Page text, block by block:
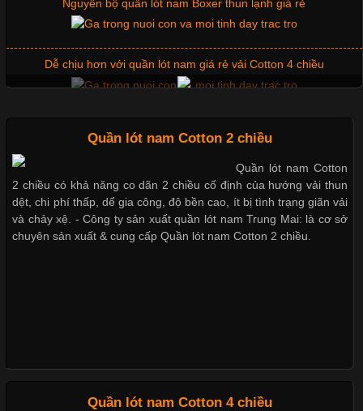
Trong môi trường kinh doanh hiện đại, việc xây dựng hình ảnh
chuyên nghiệp đóng vai trò quan trọng đối với sự phát triển của
doanh nghiệp. Một trong những giải pháp hiệu quả được nhiều
đơn vị lựa chọn hiện nay là sử dụng áo thun đồng phục công ty.
Không chỉ giúp tạo sự đồng bộ, áo thun
Chất Liệu Lycra Có Gì Đặc Biệt Trong Ngành Thời Trang?
Cập nhật 2026-05-27 17:03:46
Vải Lycra Là Gì? Chất Liệu Co Giãn Được Ưa Chuộng Trong
Chất Liệu Bamboo Xu Hướng Mới Trong Ngành Thời Trang
Dễ chịu hơn với quần lót nam giá rẻ vải Cotton 4 chiều
Mẫu quần short quần lót nam nữ hè thu 2017
Thị hiều quần lót nam bơi lội nam và nữ 2017
Xu hướng thời trang trẻ và quần lót nam giá sỉ
Quần lót nam Cotton 2 chiều
Quần lót nam Cotton
2 chiều có khả năng co dãn 2 chiều cố định của hướng vải thun
dệt, chi phí thấp, dể gia công, độ bền cao, ít bị tình trạng giãn vải
và chảy xệ. - Công ty sản xuất quần lót nam Trung Mai: là cơ sở
chuyên sản xuất & cung cấp Quần lót nam Cotton 2 chiều.
Quần lót nam Cotton 4 chiều